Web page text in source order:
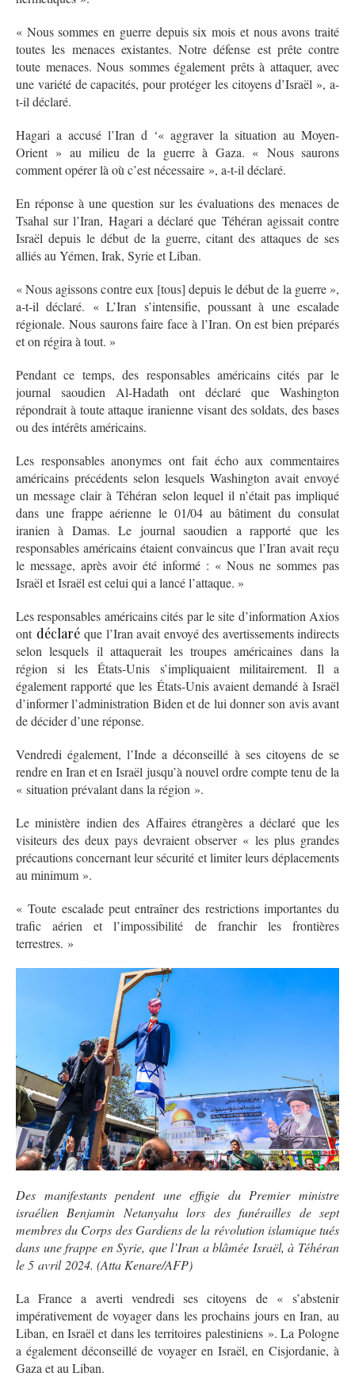
« Nous sommes en guerre depuis six mois et nous avons traité
toutes les menaces existantes. Notre défense est prête contre
toute menaces. Nous sommes également prêts à attaquer, avec
une variété de capacités, pour protéger les citoyens d’Israël », a-
t-il déclaré.
Hagari a accusé l’Iran d ‘« aggraver la situation au Moyen-
Orient » au milieu de la guerre à Gaza. « Nous saurons
comment opérer là où c’est nécessaire », a-t-il déclaré.
En réponse à une question sur les évaluations des menaces de
Tsahal sur l’Iran, Hagari a déclaré que Téhéran agissait contre
Israël depuis le début de la guerre, citant des attaques de ses
alliés au Yémen, Irak, Syrie et Liban.
« Nous agissons contre eux [tous] depuis le début de la guerre »,
a-t-il déclaré. « L’Iran s’intensifie, poussant à une escalade
régionale. Nous saurons faire face à l’Iran. On est bien préparés
et on régira à tout. »
Pendant ce temps, des responsables américains cités par le
journal saoudien Al-Hadath ont déclaré que Washington
répondrait à toute attaque iranienne visant des soldats, des bases
ou des intérêts américains.
Les responsables anonymes ont fait écho aux commentaires
américains précédents selon lesquels Washington avait envoyé
un message clair à Téhéran selon lequel il n’était pas impliqué
dans une frappe aérienne le 01/04 au bâtiment du consulat
iranien à Damas. Le journal saoudien a rapporté que les
responsables américains étaient convaincus que l’Iran avait reçu
le message, après avoir été informé : « Nous ne sommes pas
Israël et Israël est celui qui a lancé l’attaque. »
Les responsables américains cités par le site d’information Axios
ont déclaréque l’Iran avait envoyé des avertissements indirects
selon lesquels il attaquerait les troupes américaines dans la
région si les États-Unis s’impliquaient militairement. Il a
également rapporté que les États-Unis avaient demandé à Israël
d’informer l’administration Biden et de lui donner son avis avant
de décider d’une réponse.
Vendredi également, l’Inde a déconseillé à ses citoyens de se
rendre en Iran et en Israël jusqu’à nouvel ordre compte tenu de la
« situation prévalant dans la région ».
Le ministère indien des Affaires étrangères a déclaré que les
visiteurs des deux pays devraient observer « les plus grandes
précautions concernant leur sécurité et limiter leurs déplacements
au minimum ».
« Toute escalade peut entraîner des restrictions importantes du
trafic aérien et l’impossibilité de franchir les frontières
terrestres. »
Des manifestants pendent une effigie du Premier ministre
israélien Benjamin Netanyahu lors des funérailles de sept
membres du Corps des Gardiens de la révolution islamique tués
dans une frappe en Syrie, que l’Iran a blâmée Israël, à Téhéran
le 5 avril 2024. (Atta Kenare/AFP)
La France a averti vendredi ses citoyens de « s’abstenir
impérativement de voyager dans les prochains jours en Iran, au
Liban, en Israël et dans les territoires palestiniens ». La Pologne
a également déconseillé de voyager en Israël, en Cisjordanie, à
Gaza et au Liban.